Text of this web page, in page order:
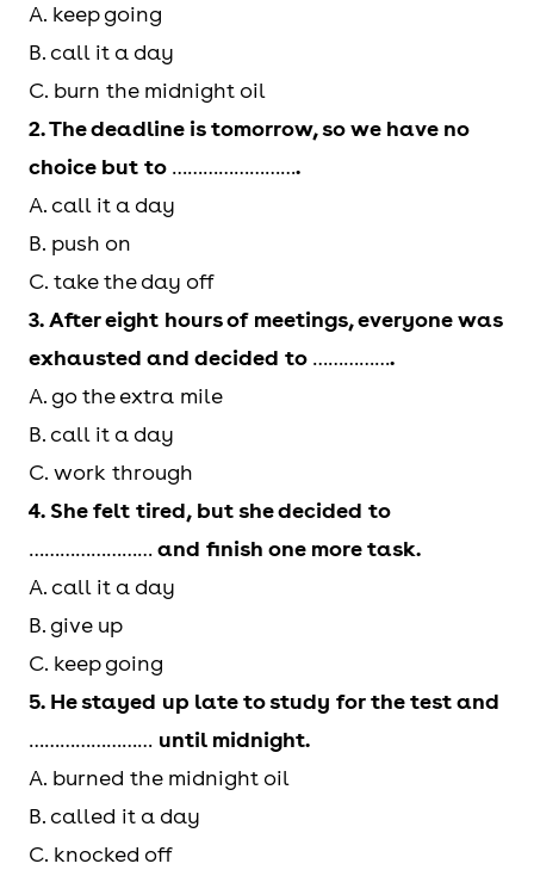
things
up
công việc
một cách
gọn gàng
Keep
going
làm,
không
dừng lại
going.
Push on
/ Push
ahead
Cố gắng
dù khó
khăn
meet the
deadline.
Press on
Kiên trì
tiếp tục
pressed on with
the project.
Stay at
it
việc trong
thời gian
dài
improvement.
Work
through
Làm liên
tục, không
A. keep going
B. call it a day
C. burn the midnight oil
2. The deadline is tomorrow, so we have no
choice but to …………………….
A. call it a day
B. push on
C. take the day off
3. After eight hours of meetings, everyone was
exhausted and decided to …………….
A. go the extra mile
B. call it a day
C. work through
4. She felt tired, but she decided to
……………………and finish one more task.
A. call it a day
B. give up
C. keep going
5. He stayed up late to study for the test and
…………………… until midnight.
A. burned the midnight oil
B. called it a day
C. knocked off